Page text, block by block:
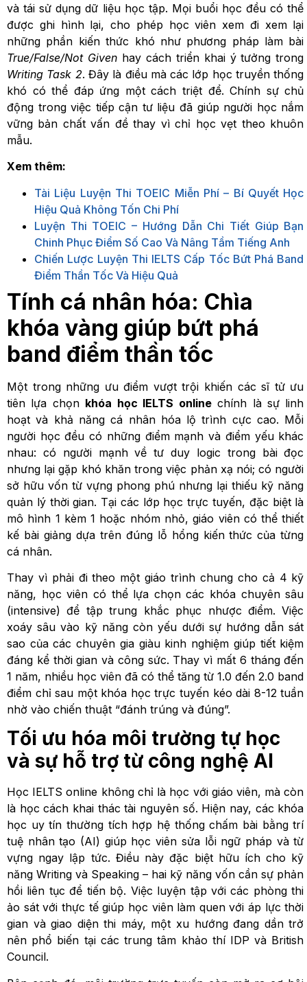
và tái sử dụng dữ liệu học tập. Mọi buổi học đều có thể
được ghi hình lại, cho phép học viên xem đi xem lại
những phần kiến thức khó như phương pháp làm bài
True/False/Not Givenhay cách triển khai ý tưởng trong
Writing Task 2. Đây là điều mà các lớp học truyền thống
khó có thể đáp ứng một cách triệt để. Chính sự chủ
động trong việc tiếp cận tư liệu đã giúp người học nắm
vững bản chất vấn đề thay vì chỉ học vẹt theo khuôn
mẫu.
Xem thêm:
Tài Liệu Luyện Thi TOEIC Miễn Phí – Bí Quyết Học
Hiệu Quả Không Tốn Chi Phí
Luyện Thi TOEIC – Hướng Dẫn Chi Tiết Giúp Bạn
Chinh Phục Điểm Số Cao Và Nâng Tầm Tiếng Anh
Chiến Lược Luyện Thi IELTS Cấp Tốc Bứt Phá Band
Điểm Thần Tốc Và Hiệu Quả
Tính cá nhân hóa: Chìa
khóa vàng giúp bứt phá
band điểm thần tốc
Một trong những ưu điểm vượt trội khiến các sĩ tử ưu
tiên lựa chọn khóa học IELTS onlinechính là sự linh
hoạt và khả năng cá nhân hóa lộ trình cực cao. Mỗi
người học đều có những điểm mạnh và điểm yếu khác
nhau: có người mạnh về tư duy logic trong bài đọc
nhưng lại gặp khó khăn trong việc phản xạ nói; có người
sở hữu vốn từ vựng phong phú nhưng lại thiếu kỹ năng
quản lý thời gian. Tại các lớp học trực tuyến, đặc biệt là
mô hình 1 kèm 1 hoặc nhóm nhỏ, giáo viên có thể thiết
kế bài giảng dựa trên đúng lỗ hổng kiến thức của từng
cá nhân.
Thay vì phải đi theo một giáo trình chung cho cả 4 kỹ
năng, học viên có thể lựa chọn các khóa chuyên sâu
(intensive) để tập trung khắc phục nhược điểm. Việc
xoáy sâu vào kỹ năng còn yếu dưới sự hướng dẫn sát
sao của các chuyên gia giàu kinh nghiệm giúp tiết kiệm
đáng kể thời gian và công sức. Thay vì mất 6 tháng đến
1 năm, nhiều học viên đã có thể tăng từ 1.0 đến 2.0 band
điểm chỉ sau một khóa học trực tuyến kéo dài 8-12 tuần
nhờ vào chiến thuật “đánh trúng và đúng”.
Tối ưu hóa môi trường tự học
và sự hỗ trợ từ công nghệ AI
Học IELTS online không chỉ là học với giáo viên, mà còn
là học cách khai thác tài nguyên số. Hiện nay, các khóa
học uy tín thường tích hợp hệ thống chấm bài bằng trí
tuệ nhân tạo (AI) giúp học viên sửa lỗi ngữ pháp và từ
vựng ngay lập tức. Điều này đặc biệt hữu ích cho kỹ
năng Writing và Speaking – hai kỹ năng vốn cần sự phản
hồi liên tục để tiến bộ. Việc luyện tập với các phòng thi
ảo sát với thực tế giúp học viên làm quen với áp lực thời
gian và giao diện thi máy, một xu hướng đang dần trở
nên phổ biến tại các trung tâm khảo thí IDP và British
Council.